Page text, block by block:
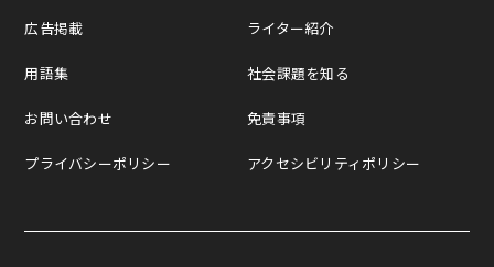
広告掲載
用語集
お問い合わせ
プライバシーポリシー
ライター紹介
社会課題を知る
免責事項
アクセシビリティポリシー